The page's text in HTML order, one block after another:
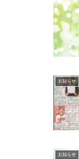
お知らせ
お知らせ